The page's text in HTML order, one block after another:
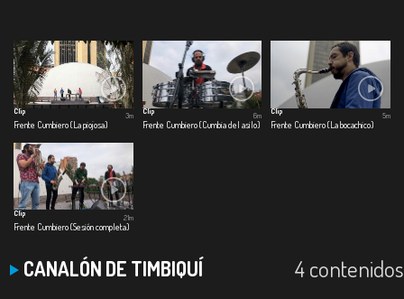
Clip
Frente Cumbiero (La piojosa)
3m
Clip
Frente Cumbiero (Cumbia del asilo)
6m
Clip
Frente Cumbiero (La bocachico)
5m
Clip
Frente Cumbiero (Sesión completa)
21m
CANALÓN DE TIMBIQUÍ 4 contenidos